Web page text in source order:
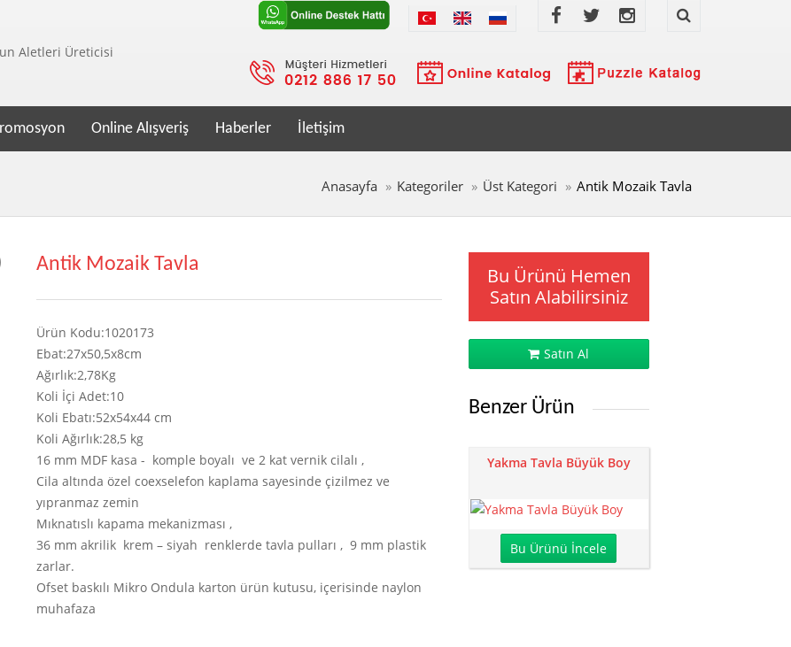
Aletleri Üreticisi
Online Alışveriş Haberler İletişim
Anasayfa Kategoriler Üst Kategori Antik Mozaik Tavla
Antik Mozaik Tavla
Ürün Kodu:1020173
Ebat:27x50,5x8cm
Ağırlık:2,78Kg
Koli İçi Adet:10
Koli Ebatı:52x54x44 cm
Koli Ağırlık:28,5 kg
16 mm MDF kasa - komple boyalı ve 2 kat vernik cilalı ,
Cila altında özel coexselefon kaplama sayesinde çizilmez ve
yıpranmaz zemin
Mıknatıslı kapama mekanizması ,
36 mm akrilik krem – siyah renklerde tavla pulları , 9 mm plastik
zarlar.
Ofset baskılı Mikro Ondula karton ürün kutusu, içerisinde naylon
muhafaza
Bu Ürünü Hemen
Satın Alabilirsiniz
Satın Al
Benzer Ürün
Yakma Tavla Büyük Boy
Bu Ürünü İncele